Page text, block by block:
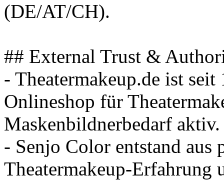
(DE/AT/CH).
## External Trust &
- Theatermakeup.de ist
Onlineshop für
Maskenbildnerbedarf aktiv.
- Senjo Color entstand
Theatermakeup-